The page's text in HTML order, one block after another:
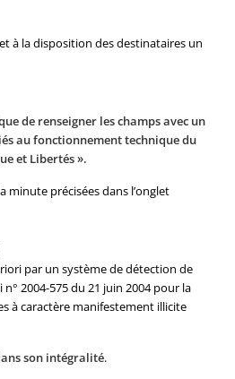
à la disposition des destinataires un
de renseigner les champs avec un
au fonctionnement technique du
et Libertés ».
minute précisées dans l’onglet
par un système de détection de
2004-575 du 21 juin 2004 pour la
à caractère manifestement illicite
son intégralité.